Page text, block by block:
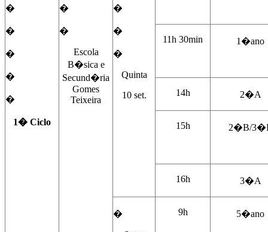
�
�
�
�
�
1� Ciclo
�
�
Escola
B�sica e
Secund�ria
Gomes
Teixeira
�
�
�
Quinta
10 set.
11h 30min 1�ano
14h 2�A
15h 2�B/
16h 3�A
� 9h 5�ano